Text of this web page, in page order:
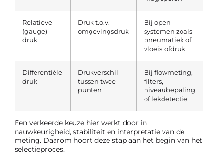
Relatieve
(gauge)
druk
Druk t.o.v.
omgevingsdruk
Bij open
systemen zoals
pneumatiek of
vloeistofdruk
Differentiële
druk
Drukverschil
tussen twee
punten
Bij flowmeting,
filters,
niveaubepaling
of lekdetectie
Een verkeerde keuze hier werkt door in
nauwkeurigheid, stabiliteit en interpretatie van de
meting. Daarom hoort deze stap aan het begin van het
selectieproces.